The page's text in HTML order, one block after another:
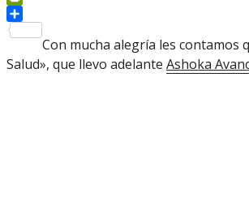
PrintFriendly
Con mucha alegría les contamos
Salud», que llevo adelante Ashoka